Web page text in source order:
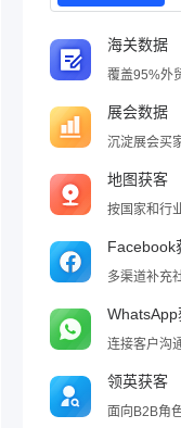
海关数据
覆盖95%外
展会数据
沉淀展会买
地图获客
按国家和行
Facebook
多渠道补充
WhatsApp
连接客户沟
领英获客
面向B2B角